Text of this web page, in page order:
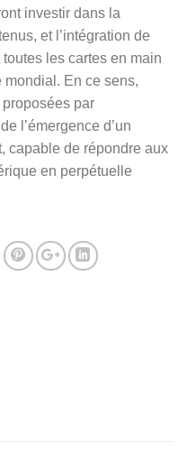
investir dans la
et l’intégration de
les cartes en main
mondial. En ce sens,
par
l’émergence d’un
capable de répondre aux
en perpétuelle